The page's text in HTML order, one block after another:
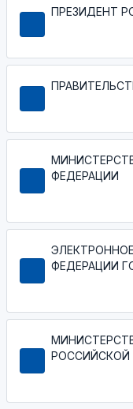
ПРЕЗИДЕНТ
ФЕДЕРАЦИИ
ФЕДЕРАЦИИ
РОССИЙСКОЙ